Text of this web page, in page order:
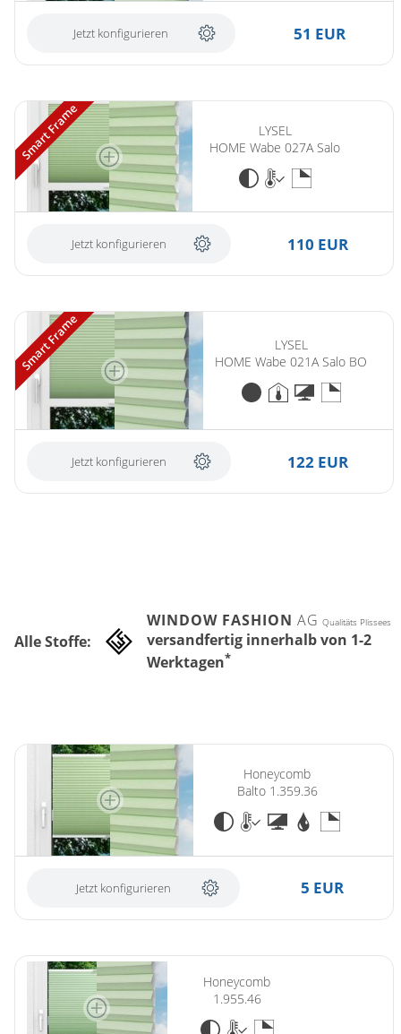
Jetzt konfigurieren 51 EUR
Smart Frame
LYSEL
HOME Wabe 027A Salo
Jetzt konfigurieren 110 EUR
Smart Frame
LYSEL
HOME Wabe 021A Salo BO
Jetzt konfigurieren 122 EUR
Alle Stoffe:
WINDOW FASHION AG Qualitäts Plissees
versandfertig innerhalb von 1-2
Werktagen*
Honeycomb
Balto 1.359.36
Jetzt konfigurieren 5 EUR
Honeycomb
1.955.46